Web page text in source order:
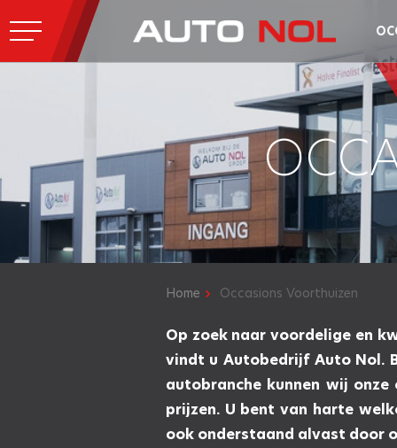
Home Occasions Voorthuizen
Op zoek naar voordelige en
vindt u Autobedrijf Auto Nol.
autobranche kunnen wij
prijzen. U bent van harte
ook onderstaand alvast door